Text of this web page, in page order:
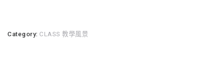
Category: CLASS 教學風景